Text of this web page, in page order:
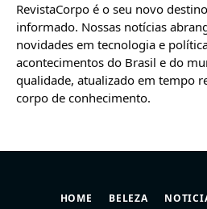
RevistaCorpo é o seu novo
informado. Nossas notícias
novidades em tecnologia e
acontecimentos do Brasil e do
qualidade, atualizado em tempo
corpo de conhecimento.
HOME BELEZA